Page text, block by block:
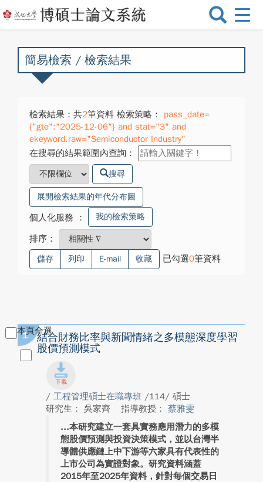
選
換
簡易檢索 / 檢索結果
檢索結果：共2筆資料 檢索策略：
pass_date=
{"gte":"2025-12-06"} and stat="3" and
ekeyword.raw="Semiconductor Industry"
在搜尋的結果範圍內查詢：
搜尋
展開檢索結果的年代分布圖
個人化服務 ： 我的檢索策略
排序：
儲存 列印 E-mail 收藏 已勾選0筆資料
本頁全選
1
結合財務比率與新聞情緒之多模態深度學習
股價預測模式
/ 工程管理碩士在職專班 /114/ 碩士
研究生： 吳家齊
指導教授： 蔡雅雯
本研究建立一套具實務應用潛力的多模
態股價預測與投資決策模式，並以台灣半
導體供應鏈上中下游等六家具有代表性的
上市公司為實證對象。研究資料涵蓋
2015年至2025年資料，針對每個交易日